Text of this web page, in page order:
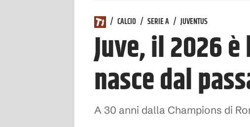
/ CALCIO / SERIE A / JUVENTUS
Juve, il 2026
nasce dal
A 30 anni dalla Champions di